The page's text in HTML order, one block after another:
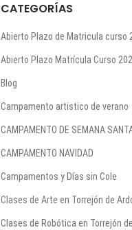
CATEGORÍAS
Abierto Plazo de Matricula curso
Abierto Plazo Matrícula Curso
Blog
Campamento artistico de verano
CAMPAMENTO DE SEMANA
CAMPAMENTO NAVIDAD
Campamentos y Días sin Cole
Clases de Arte en Torrejón de
Clases de Robótica en Torrejón